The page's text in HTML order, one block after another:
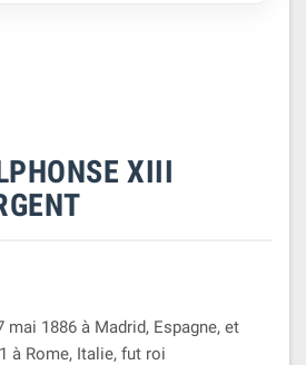
XIII
mai 1886 à Madrid, Espagne, et
à Rome, Italie, fut roi